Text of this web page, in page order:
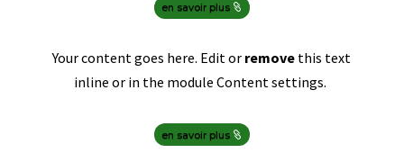
en savoir plus
Your content goes here. Edit or remove this text
inline or in the module Content settings.
en savoir plus